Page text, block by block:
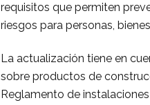
requisitos que permiten
riesgos para personas,
La actualización tiene en
sobre productos de
Reglamento de